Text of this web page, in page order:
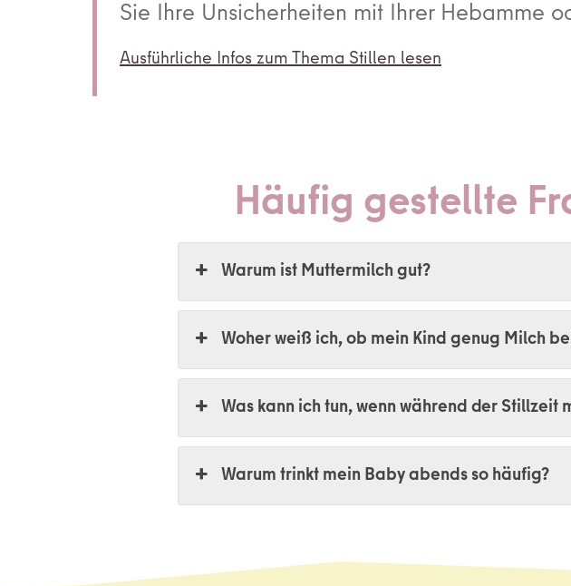
Sie Ihre Unsicherheiten mit Ihrer Hebamme
Ausführliche Infos zum Thema Stillen lesen
Häufig gestellte
Warum ist Muttermilch gut?
Woher weiß ich, ob mein Kind genug Milch
Was kann ich tun, wenn während der Stillzeit
Warum trinkt mein Baby abends so häufig?